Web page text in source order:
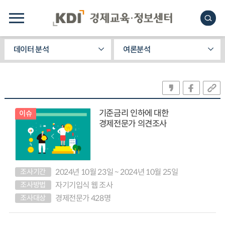
데이터 분석 여론분석
이슈
기준금리 인하에 대한
경제전문가 의견조사
조사기간 2024년 10월 23일 ~ 2024년 10월 25일
조사방법 자기기입식 웹 조사
조사대상 경제전문가 428명